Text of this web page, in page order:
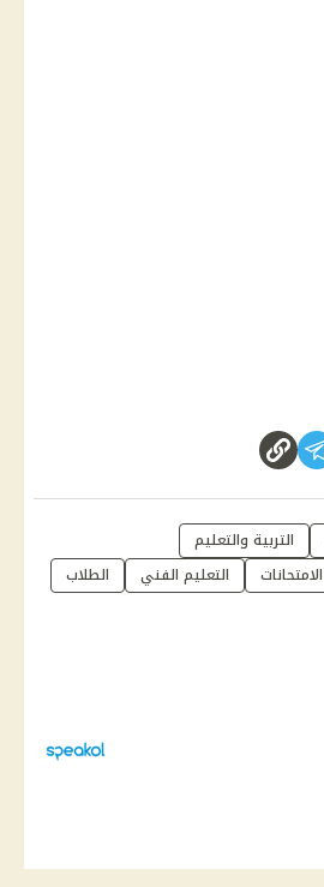
التربية والتعليم
الامتحانات التعليم الفني
الطلاب